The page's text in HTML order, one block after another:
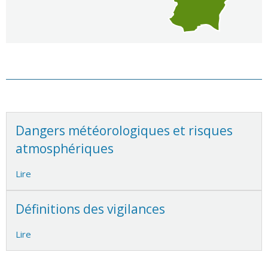
Dangers météorologiques et risques
atmosphériques
Lire
Définitions des vigilances
Lire